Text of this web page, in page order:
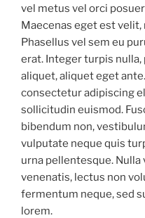
vel metus vel orci
Maecenas eget est
Phasellus vel sem eu
erat. Integer turpis
aliquet, aliquet eget
consectetur adipiscing
sollicitudin euismod.
bibendum non,
vulputate neque quis
urna pellentesque. Nulla
venenatis, lectus non
fermentum neque, sed
lorem.